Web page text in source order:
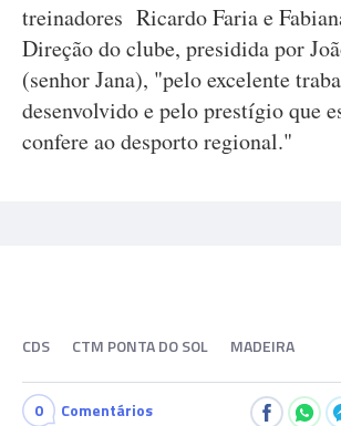
treinadores Ricardo Faria e
Direção do clube, presidida por
(senhor Jana), "pelo excelente
desenvolvido e pelo prestígio que
confere ao desporto regional."
CDS CTM PONTA DO SOL MADEIRA
0 Comentários